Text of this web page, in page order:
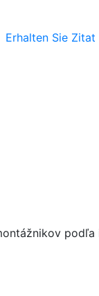
Erhalten Sie Zitat